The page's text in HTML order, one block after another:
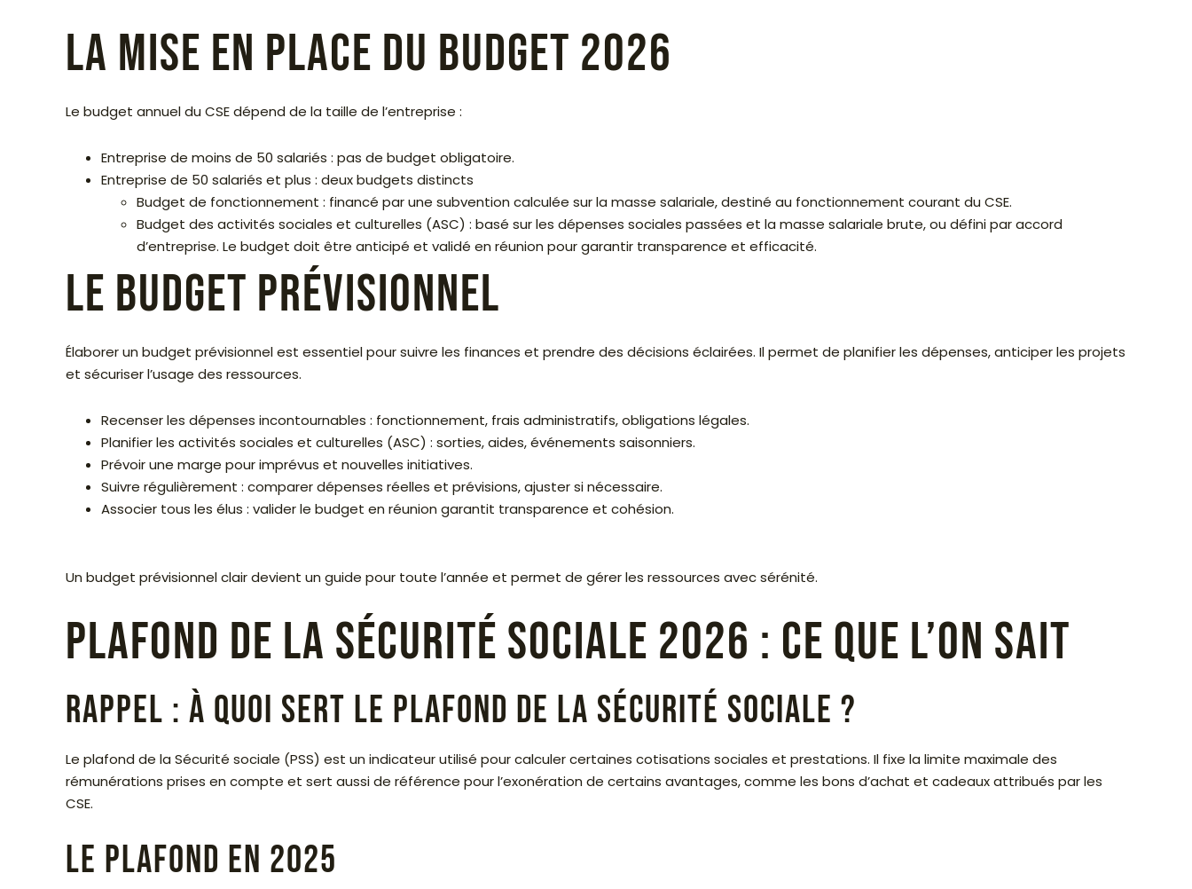
La mise en place du budget 2026
Le budget annuel du CSE dépend de la taille de l’entreprise :
Entreprise de moins de 50 salariés : pas de budget obligatoire.
Entreprise de 50 salariés et plus : deux budgets distincts
Budget de fonctionnement : financé par une subvention calculée sur la masse salariale, destiné au fonctionnement courant du CSE.
Budget des activités sociales et culturelles (ASC) : basé sur les dépenses sociales passées et la masse salariale brute, ou défini par accord
d’entreprise. Le budget doit être anticipé et validé en réunion pour garantir transparence et efficacité.
Le budget prévisionnel
Élaborer un budget prévisionnel est essentiel pour suivre les finances et prendre des décisions éclairées. Il permet de planifier les dépenses, anticiper les projets
et sécuriser l’usage des ressources.
Recenser les dépenses incontournables : fonctionnement, frais administratifs, obligations légales.
Planifier les activités sociales et culturelles (ASC) : sorties, aides, événements saisonniers.
Prévoir une marge pour imprévus et nouvelles initiatives.
Suivre régulièrement : comparer dépenses réelles et prévisions, ajuster si nécessaire.
Associer tous les élus : valider le budget en réunion garantit transparence et cohésion.
Un budget prévisionnel clair devient un guide pour toute l’année et permet de gérer les ressources avec sérénité.
Plafond de la Sécurité sociale 2026 : ce que l’on sait
Rappel : à quoi sert le plafond de la Sécurité sociale ?
Le plafond de la Sécurité sociale (PSS) est un indicateur utilisé pour calculer certaines cotisations sociales et prestations. Il fixe la limite maximale des
rémunérations prises en compte et sert aussi de référence pour l’exonération de certains avantages, comme les bons d’achat et cadeaux attribués par les
CSE.
Le plafond en 2025